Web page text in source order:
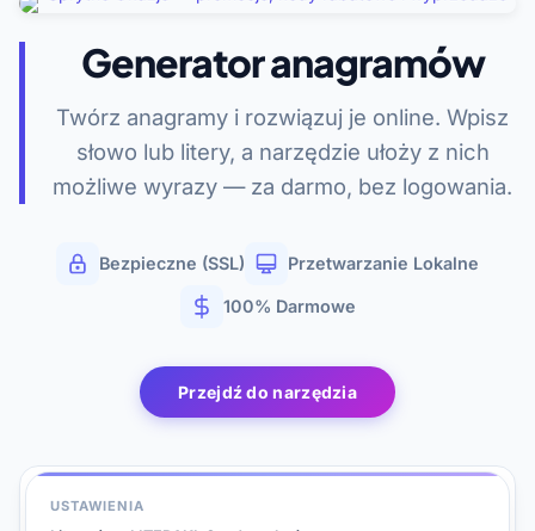
Generator anagramów
Twórz anagramy i rozwiązuj je online. Wpisz
słowo lub litery, a narzędzie ułoży z nich
możliwe wyrazy — za darmo, bez logowania.
Bezpieczne (SSL) Przetwarzanie Lokalne
100% Darmowe
Przejdź do narzędzia
USTAWIENIA